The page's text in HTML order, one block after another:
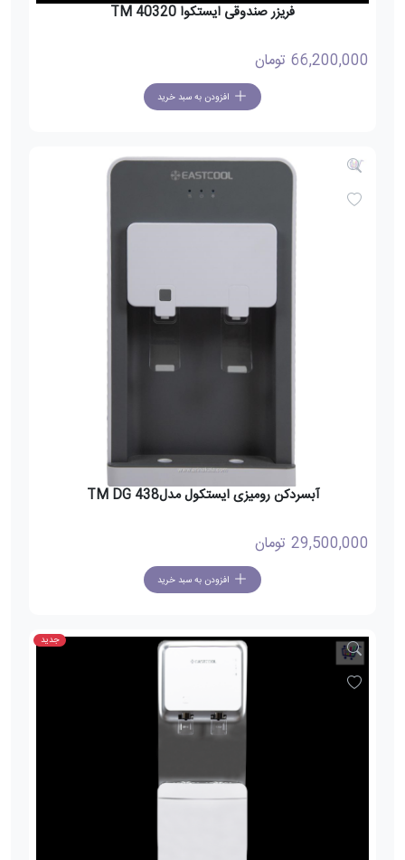
فریزر صندوقی ایستکوا TM 40320
66,200,000 تومان
افزودن به سبد خرید
آبسردکن رومیزی ایستکول مدل438 TM DG
29,500,000 تومان
افزودن به سبد خرید
جدید